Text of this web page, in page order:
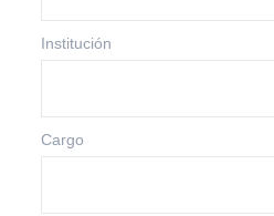
Institución
Cargo